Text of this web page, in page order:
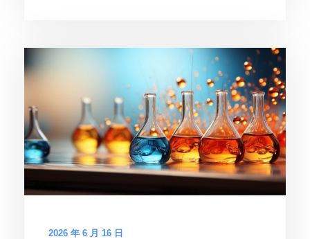
2026 年 6 月 16 日